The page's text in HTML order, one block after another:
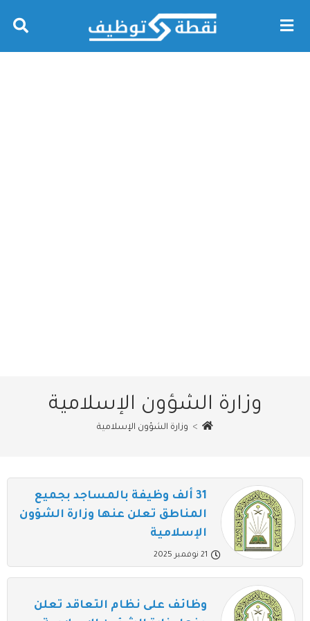
وزارة الشؤون الإسلامية
> وزارة الشؤون الإسلامية
31 ألف وظيفة بالمساجد بجميع
المناطق تعلن عنها وزارة الشؤون
الإسلامية
21 نوفمبر 2025
وظائف على نظام التعاقد تعلن